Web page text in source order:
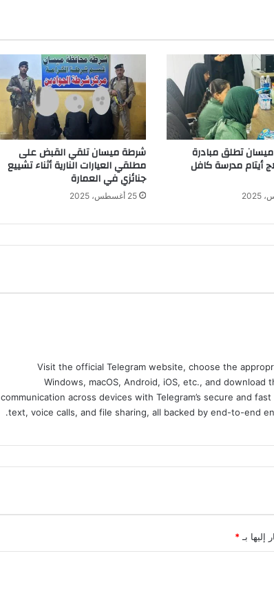
تطلق مبادرة
أيتام مدرسة كافل
شرطة ميسان تلقي القبض على
مطلقي العيارات النارية أثناء تشييع
جنائزي في العمارة
25 أغسطس، 2025
Visit the official Telegram website, choose the
Windows, macOS, Android, iOS, etc., and download
communication across devices with Telegram’s secure and
text, voice calls, and file sharing, all backed by end-to-end
إليها بـ*